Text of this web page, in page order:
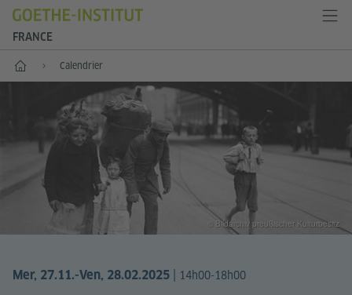
FRANCE
Accueil Calendrier
Mer, 27.11.-Ven, 28.02.2025 14h00-18h00
© Bildarchiv preußischer Kulturbesitz